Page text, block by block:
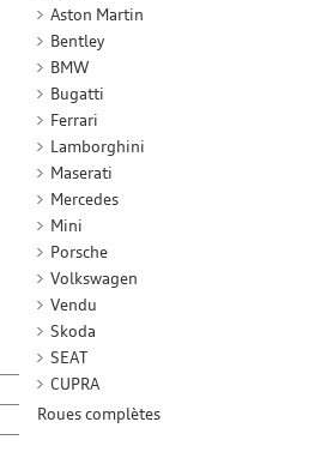
Aston Martin
Bentley
BMW
Bugatti
Ferrari
Lamborghini
Maserati
Mercedes
Mini
Porsche
Volkswagen
Vendu
Skoda
SEAT
CUPRA
Roues complètes